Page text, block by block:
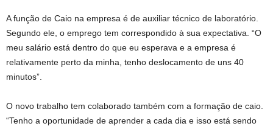
A função de Caio na empresa é de auxiliar técnico de laboratório.
Segundo ele, o emprego tem correspondido à sua expectativa. “O
meu salário está dentro do que eu esperava e a empresa é
relativamente perto da minha, tenho deslocamento de uns 40
minutos”.
O novo trabalho tem colaborado também com a formação de caio.
“Tenho a oportunidade de aprender a cada dia e isso está sendo